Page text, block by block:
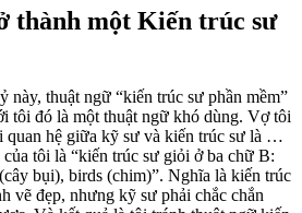
thành một Kiến trúc sư
này, thuật ngữ “kiến trúc sư phần mềm”
tôi đó là một thuật ngữ khó dùng. Vợ tôi
quan hệ giữa kỹ sư và kiến trúc sư là …
tôi là “kiến trúc sư giỏi ở ba chữ B:
bụi), birds (chim)”. Nghĩa là kiến trúc
vẽ đẹp, nhưng kỹ sư phải chắc chắn